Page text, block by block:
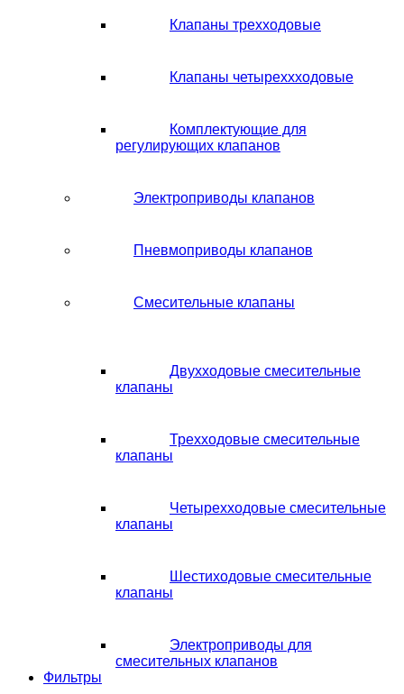
Клапаны трехходовые
Клапаны четыреххходовые
Комплектующие для
регулирующих клапанов
Электроприводы клапанов
Пневмоприводы клапанов
Смесительные клапаны
Двухходовые смесительные
клапаны
Трехходовые смесительные
клапаны
Четырехходовые смесительные
клапаны
Шестиходовые смесительные
клапаны
Электроприводы для
смесительных клапанов
Фильтры